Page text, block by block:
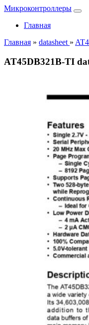
Микроконтроллеры
Главная
Главная » datasheet »
AT45DB321B-TI